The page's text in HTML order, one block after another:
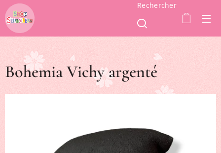
Rechercher
Bohemia Vichy argenté